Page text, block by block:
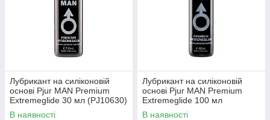
Лубрикант на силіконовій
основі Pjur MAN Premium
Extremeglide 30 мл (PJ10630)
В наявності
Лубрикант на силіконовій
основі Pjur MAN Premium
Extremeglide 100 мл
(PJ10640)
В наявності